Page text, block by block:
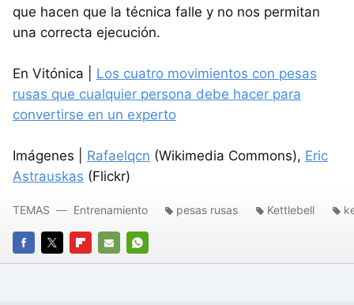
que hacen que la técnica falle y no nos permitan
una correcta ejecución.
En Vitónica | Los cuatro movimientos con pesas
rusas que cualquier persona debe hacer para
convertirse en un experto
Imágenes | Rafaelqcn (Wikimedia Commons), Eric
Astrauskas (Flickr)
FACEBOOK
TWITTERFLIPBOARD
E-
WHATSAPP
TEMAS Entrenamiento pesas rusas Kettlebell